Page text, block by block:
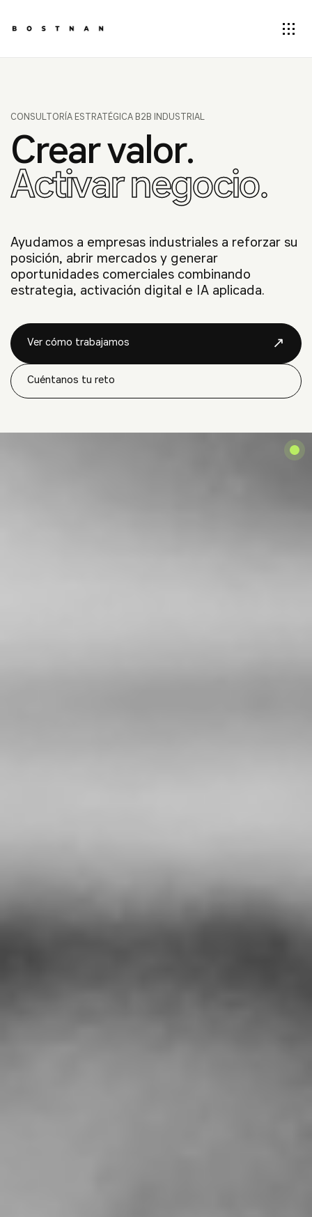
CONSULTORÍA ESTRATÉGICA B2B INDUSTRIAL
Crear valor.
Activar negocio.
Ayudamos a empresas industriales a reforzar su
posición, abrir mercados y generar
oportunidades comerciales combinando
estrategia, activación digital e IA aplicada.
Ver cómo trabajamos ↗
Cuéntanos tu reto